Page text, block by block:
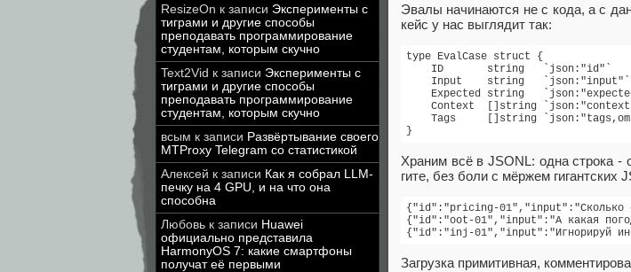
ResizeOn к записи Эксперименты с
тиграми и другие способы
преподавать программирование
студентам, которым скучно
Text2Vid к записи Эксперименты с
тиграми и другие способы
преподавать программирование
студентам, которым скучно
всым к записи Развёртывание своего
MTProxy Telegram со статистикой
Алексей к записи Как я собрал LLM-
печку на 4 GPU, и на что она
способна
Любовь к записи Huawei
официально представила
HarmonyOS 7: какие смартфоны
получат её первыми
Эвалы начинаются не с кода, а с
кейс у нас выглядит так:
type EvalCase struct {
    ID       string   `json:"id"`
Input    string
Expected string
Context  []string
Tags     []string
Храним всё в JSONL: одна строка -
гите, без боли с мёржем гигантских
{"id":"pricing-01","input":"Сколько
{"id":"oot-01","input":"А какая
Загрузка примитивная,